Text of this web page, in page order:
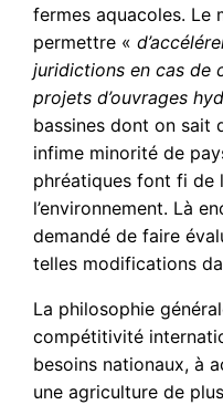
fermes aquacoles. Le
permettre «
juridictions en cas de
projets d’ouvrages
bassines dont on sait
infime minorité de
phréatiques font fi de
l’environnement. Là
demandé de faire
telles modifications
La philosophie
compétitivité
besoins nationaux, à
une agriculture de